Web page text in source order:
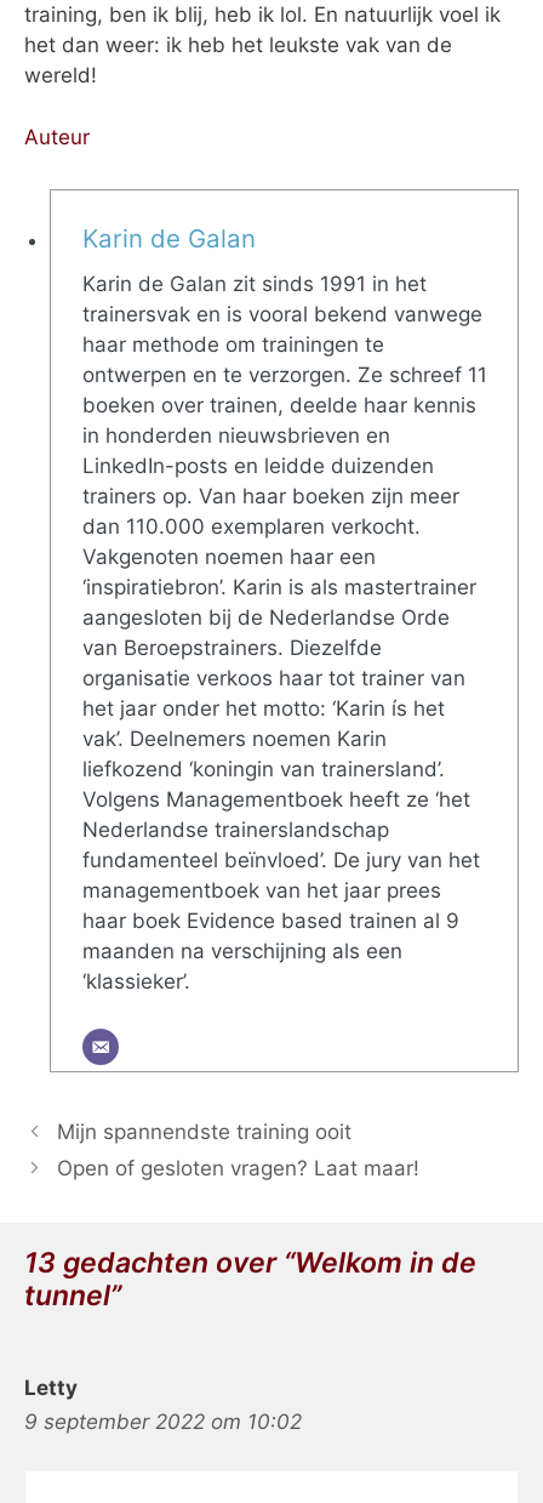
training, ben ik blij, heb ik lol. En natuurlijk voel ik
het dan weer: ik heb het leukste vak van de
wereld!
Auteur
Karin de Galan
Karin de Galan zit sinds 1991 in het
trainersvak en is vooral bekend vanwege
haar methode om trainingen te
ontwerpen en te verzorgen. Ze schreef 11
boeken over trainen, deelde haar kennis
in honderden nieuwsbrieven en
LinkedIn-posts en leidde duizenden
trainers op. Van haar boeken zijn meer
dan 110.000 exemplaren verkocht.
Vakgenoten noemen haar een
‘inspiratiebron’. Karin is als mastertrainer
aangesloten bij de Nederlandse Orde
van Beroepstrainers. Diezelfde
organisatie verkoos haar tot trainer van
het jaar onder het motto: ‘Karin ís het
vak’. Deelnemers noemen Karin
liefkozend ‘koningin van trainersland’.
Volgens Managementboek heeft ze ‘het
Nederlandse trainerslandschap
fundamenteel beïnvloed’. De jury van het
managementboek van het jaar prees
haar boek Evidence based trainen al 9
maanden na verschijning als een
‘klassieker’.
Mijn spannendste training ooit
Open of gesloten vragen? Laat maar!
13 gedachten over “Welkom in de
tunnel”
Letty
9 september 2022 om 10:02